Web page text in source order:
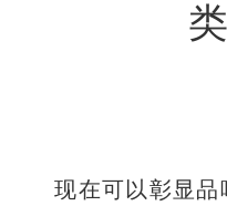
现在可以彰显品